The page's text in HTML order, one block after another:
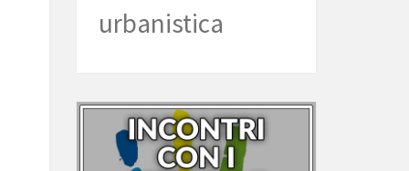
urbanistica